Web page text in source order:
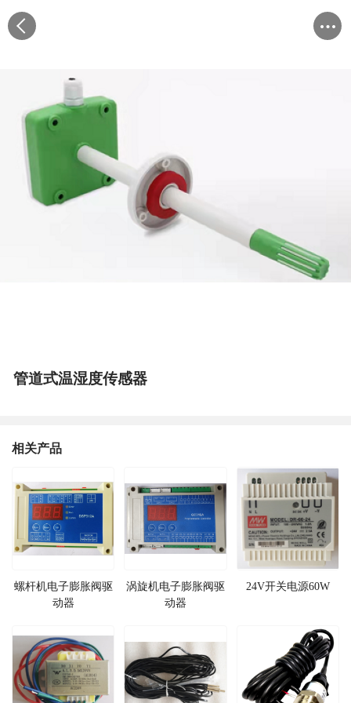
管道式温湿度传感器
相关产品
螺杆机电子膨胀阀驱
动器
涡旋机电子膨胀阀驱
动器
24V开关电源60W